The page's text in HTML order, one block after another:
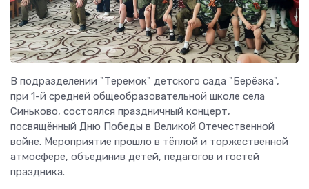
В подразделении "Теремок" детского сада "Берёзка",
при 1-й средней общеобразовательной школе села
Синьково, состоялся праздничный концерт,
посвящённый Дню Победы в Великой Отечественной
войне. Мероприятие прошло в тёплой и торжественной
атмосфере, объединив детей, педагогов и гостей
праздника.